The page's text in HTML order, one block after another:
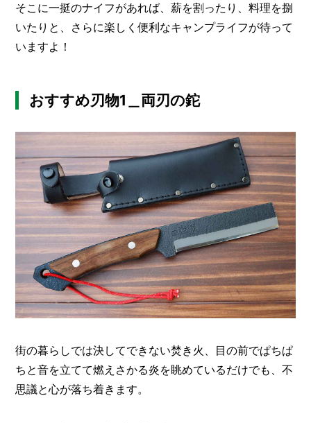
ス
タ
ッ
N
-
S
T
A
F
F
そこに一挺のナイフがあれば、薪を割ったり、料理を捌
いたりと、さらに楽しく便利なキャンプライフが待って
いますよ！
おすすめ刃物1＿両刃の鉈
街の暮らしでは決してできない焚き火、目の前でぱちぱ
ちと音を立てて燃えさかる炎を眺めているだけでも、不
思議と心が落ち着きます。